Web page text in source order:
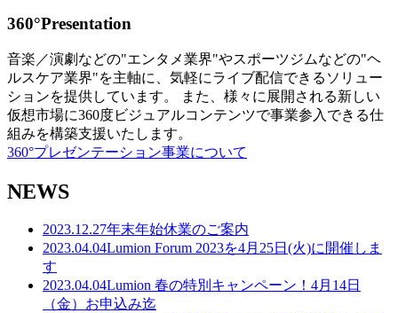
360°Presentation
音楽／演劇などの"エンタメ業界"やスポーツジムなどの"ヘ
ルスケア業界"を主軸に、気軽にライブ配信できるソリュー
ションを提供しています。 また、様々に展開される新しい
仮想市場に360度ビジュアルコンテンツで事業参入できる仕
組みを構築支援いたします。
360°プレゼンテーション事業について
NEWS
2023.12.27年末年始休業のご案内
2023.04.04Lumion Forum 2023を4月25日(火)に開催しま
す
2023.04.04Lumion 春の特別キャンペーン！4月14日
（金）お申込み迄